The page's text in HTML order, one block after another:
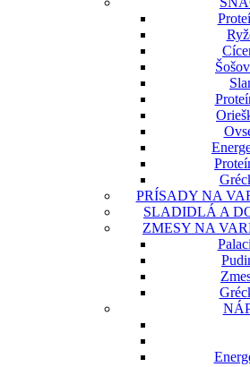
PRÍSADY NA
SLADIDLÁ A
ZMESY NA